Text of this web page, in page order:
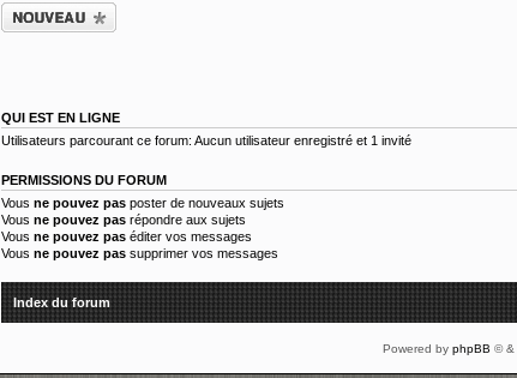
Ecrire un nouveau
sujet
QUI EST EN LIGNE
Utilisateurs parcourant ce forum: Aucun utilisateur enregistré et 1 invité
PERMISSIONS DU FORUM
Vous ne pouvez pas poster de nouveaux sujets
Vous ne pouvez pas répondre aux sujets
Vous ne pouvez pas éditer vos messages
Vous ne pouvez pas supprimer vos messages
Index du forum
Powered by phpBB © &